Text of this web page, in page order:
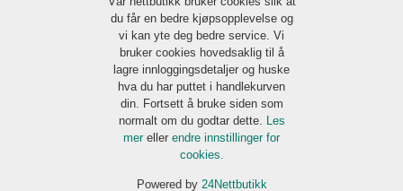
du får en bedre kjøpsopplevelse og
vi kan yte deg bedre service. Vi
bruker cookies hovedsaklig til å
lagre innloggingsdetaljer og huske
hva du har puttet i handlekurven
din. Fortsett å bruke siden som
normalt om du godtar dette. Les
mer eller endre innstillinger for
cookies.
Powered by 24Nettbutikk